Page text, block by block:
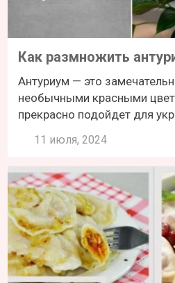
Как размножить
Антуриум — это
необычными красными
прекрасно подойдет для
11 июля, 2024